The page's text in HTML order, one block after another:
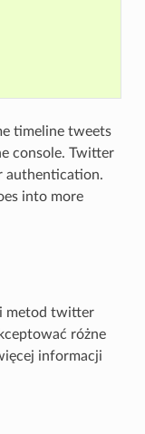
timeline tweets
console. Twitter
authentication.
into more
metod twitter
różne
informacji